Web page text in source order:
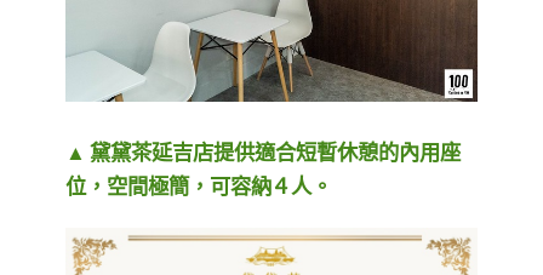
▲ 黛黛茶延吉店提供適合短暫休憩的內用座
位，空間極簡，可容納 4 人。